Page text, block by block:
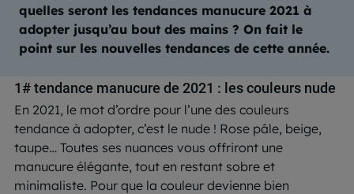
quelles seront les tendances manucure 2021 à
adopter jusqu’au bout des mains ? On fait le
point sur les nouvelles tendances de cette année.
1# tendance manucure de 2021 : les couleurs nude
En 2021, le mot d’ordre pour l’une des couleurs
tendance à adopter, c’est le nude ! Rose pâle, beige,
taupe… Toutes ses nuances vous offriront une
manucure élégante, tout en restant sobre et
minimaliste. Pour que la couleur devienne bien